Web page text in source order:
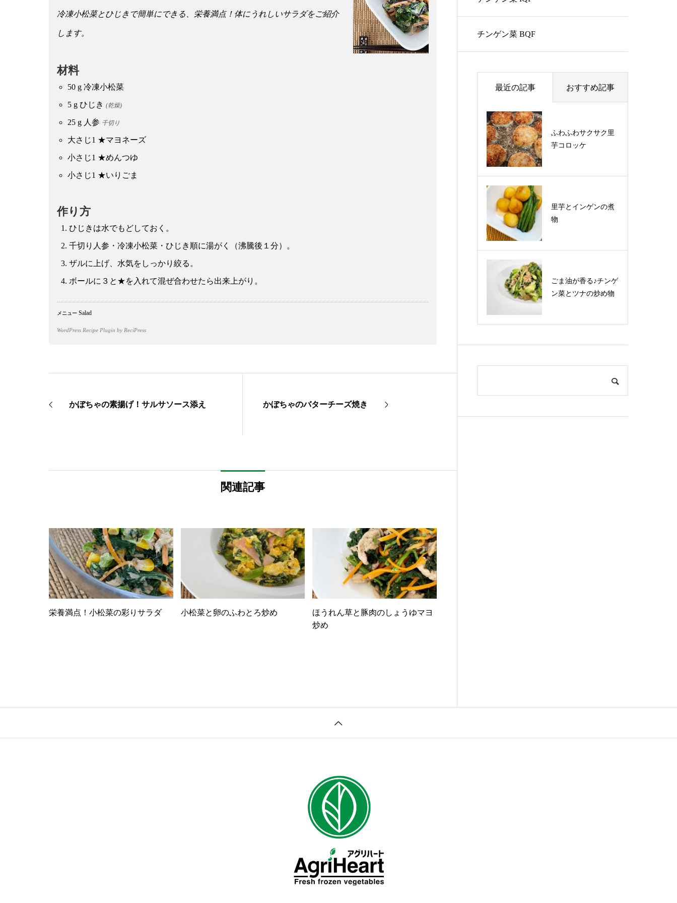
冷凍小松菜とひじきで簡単にできる、栄養満点！体にうれしいサラダをご紹介
します。
材料
50 g 冷凍小松菜
5 g ひじき (乾燥)
25 g 人参 千切り
大さじ1 ★マヨネーズ
小さじ1 ★めんつゆ
小さじ1 ★いりごま
作り方
ひじきは水でもどしておく。
千切り人参・冷凍小松菜・ひじき順に湯がく（沸騰後１分）。
ザルに上げ、水気をしっかり絞る。
ボールに３と★を入れて混ぜ合わせたら出来上がり。
メニュー Salad
WordPress Recipe Plugin by ReciPress
かぼちゃの素揚げ！サルサソース添え かぼちゃのバターチーズ焼き
関連記事
栄養満点！小松菜の彩りサラダ 小松菜と卵のふわとろ炒め
ほうれん草と豚肉のしょうゆマヨ
炒め
チンゲン菜 BQF
最近の記事 おすすめ記事
ふわふわサクサク里
芋コロッケ
里芋とインゲンの煮
物
ごま油が香る♪チンゲ
ン菜とツナの炒め物
ふわふわサクサク里
芋コロッケ